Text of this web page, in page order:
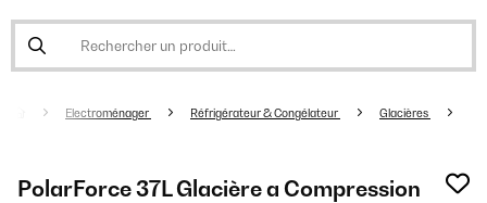
Electroménager Réfrigérateur & Congélateur Glacières
PolarForce 37L Glacière a Compression